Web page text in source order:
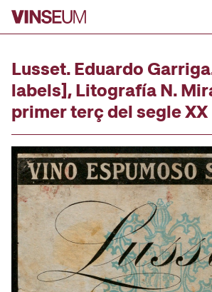
Go to content
Lusset. Eduardo
labels], Litografía N.
primer terç del segle XX